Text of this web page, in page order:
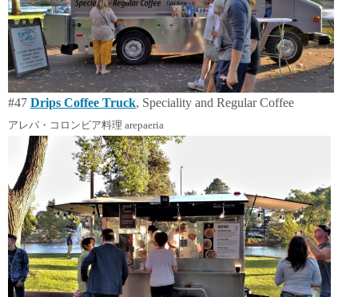
#47 Drips Coffee Truck, Speciality and Regular Coffee
アレパ・コロンビア料理 arepaeria